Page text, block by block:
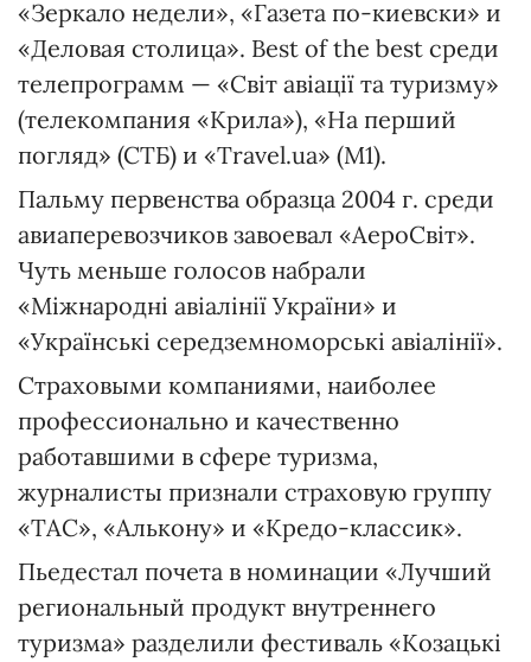
«Зеркало недели», «Газета по-киевски» и
«Деловая столица». Best of the best среди
телепрограмм — «Світ авіації та туризму»
(телекомпания «Крила»), «На перший
погляд» (СТБ) и «Travel.ua» (М1).
Пальму первенства образца 2004 г. среди
авиаперевозчиков завоевал «АероСвіт».
Чуть меньше голосов набрали
«Міжнародні авіалінії України» и
«Українські середземноморські авіалінії».
Страховыми компаниями, наиболее
профессионально и качественно
работавшими в сфере туризма,
журналисты признали страховую группу
«ТАС», «Алькону» и «Кредо-классик».
Пьедестал почета в номинации «Лучший
региональный продукт внутреннего
туризма» разделили фестиваль «Козацькі